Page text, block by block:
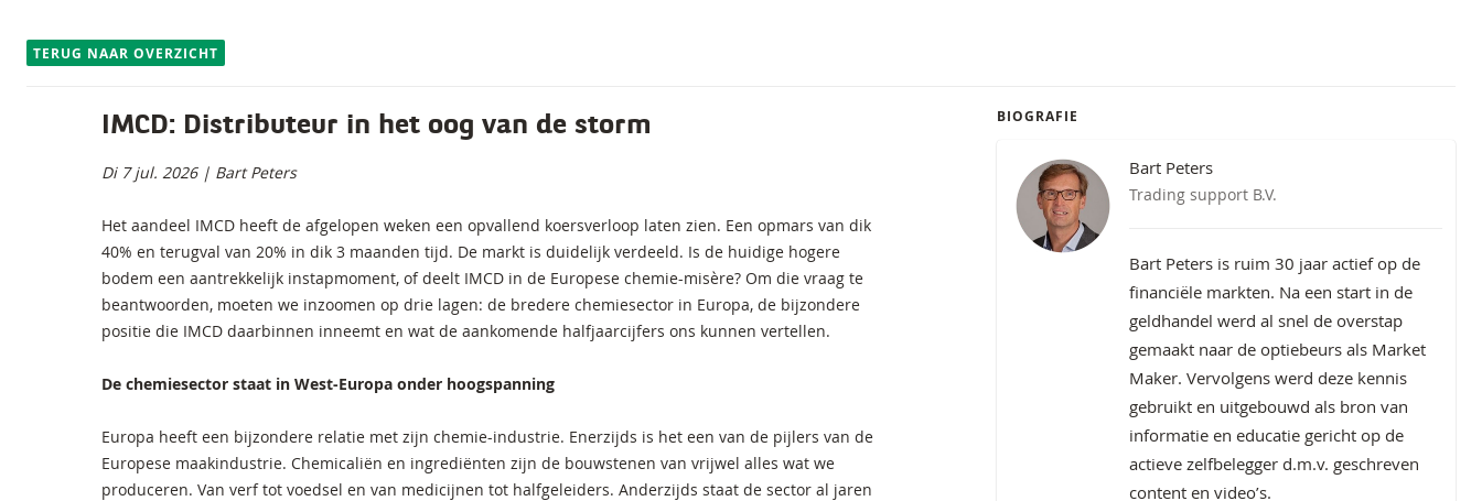
TERUG NAAR OVERZICHT
IMCD: Distributeur in het oog van de storm
Di 7 jul. 2026 | Bart Peters
Het aandeel IMCD heeft de afgelopen weken een opvallend koersverloop laten zien. Een opmars van dik
40% en terugval van 20% in dik 3 maanden tijd. De markt is duidelijk verdeeld. Is de huidige hogere
bodem een aantrekkelijk instapmoment, of deelt IMCD in de Europese chemie-misère? Om die vraag te
beantwoorden, moeten we inzoomen op drie lagen: de bredere chemiesector in Europa, de bijzondere
positie die IMCD daarbinnen inneemt en wat de aankomende halfjaarcijfers ons kunnen vertellen.
De chemiesector staat in West-Europa onder hoogspanning
Europa heeft een bijzondere relatie met zijn chemie-industrie. Enerzijds is het een van de pijlers van de
Europese maakindustrie. Chemicaliën en ingrediënten zijn de bouwstenen van vrijwel alles wat we
produceren. Van verf tot voedsel en van medicijnen tot halfgeleiders. Anderzijds staat de sector al jaren
BIOGRAFIE
Bart Peters
Trading support B.V.
Bart Peters is ruim 30 jaar actief op de
financiële markten. Na een start in de
geldhandel werd al snel de overstap
gemaakt naar de optiebeurs als Market
Maker. Vervolgens werd deze kennis
gebruikt en uitgebouwd als bron van
informatie en educatie gericht op de
actieve zelfbelegger d.m.v. geschreven
content en video’s.